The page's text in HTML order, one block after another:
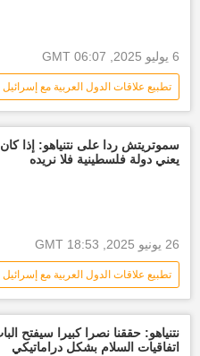
6 يوليو 2025, 06:07 GMT
تطبيع علاقات الدول العربية مع إسرائيل
إسرائيل العالم العربي
سموتريتش ردا على نتنياهو: إذا
يعني دولة فلسطينية فلا نريده
26 يونيو 2025, 18:53 GMT
تطبيع علاقات الدول العربية مع إسرائيل
إسرائيل العالم
نتنياهو: حققنا نصرا كبيرا سيفتح
اتفاقيات السلام بشكل دراماتيكي